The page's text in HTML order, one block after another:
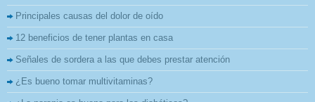
Principales causas del dolor de oído
12 beneficios de tener plantas en casa
Señales de sordera a las que debes prestar atención
¿Es bueno tomar multivitaminas?